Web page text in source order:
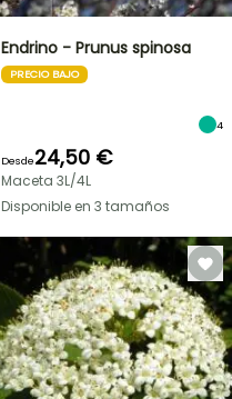
Endrino - Prunus spinosa
PRECIO BAJO
4
Desde24,50 €
Maceta 3L/4L
Disponible en 3 tamaños